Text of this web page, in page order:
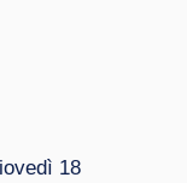
18